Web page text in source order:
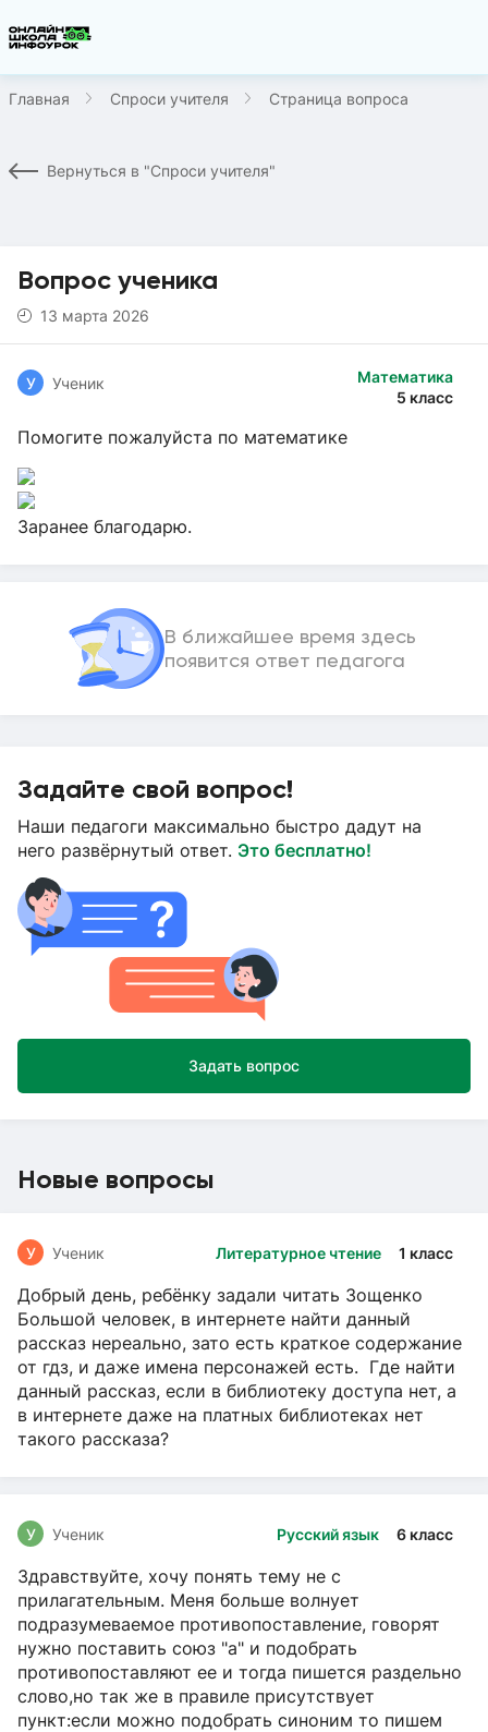
Главная Спроси учителя Страница вопроса
Вернуться в "Спроси учителя"
Вопрос ученика
13 марта 2026
Математика
5 класс
У Ученик
Помогите пожалуйста по математике
Заранее благодарю.
В ближайшее время здесь
появится ответ педагога
Задайте свой вопрос!
Наши педагоги максимально быстро дадут на
него развёрнутый ответ. Это бесплатно!
Задать вопрос
Новые вопросы
Литературное чтение 1 класс
У Ученик
Добрый день, ребёнку задали читать Зощенко
Большой человек, в интернете найти данный
рассказ нереально, зато есть краткое содержание
от гдз, и даже имена персонажей есть. Где найти
данный рассказ, если в библиотеку доступа нет, а
в интернете даже на платных библиотеках нет
такого рассказа?
Русский язык 6 класс
У Ученик
Здравствуйте, хочу понять тему не с
прилагательным. Меня больше волнует
подразумеваемое противопоставление, говорят
нужно поставить союз "а" и подобрать
противопоставляют ее и тогда пишется раздельно
слово,но так же в правиле присутствует
пункт:если можно подобрать синоним то пишем